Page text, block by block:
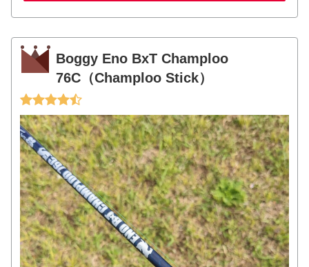
Boggy Eno BxT Champloo
76C（Champloo Stick）